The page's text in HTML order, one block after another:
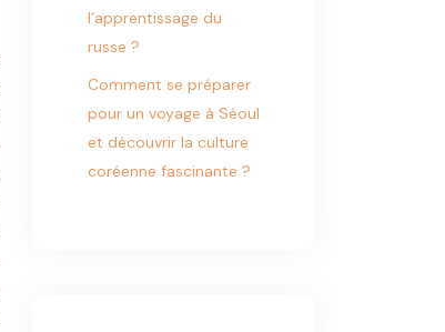
l’apprentissage du
russe ?
Comment se préparer
pour un voyage à Séoul
et découvrir la culture
coréenne fascinante ?